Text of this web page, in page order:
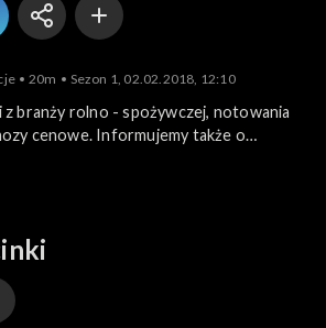
20m Sezon 1, 02.02.2018, 12:10
z branży rolno - spożywczej, notowania
cenowe. Informujemy także o
wydarzeniach związanych z